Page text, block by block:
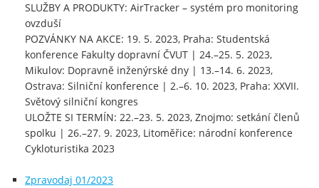
SLUŽBY A PRODUKTY: AirTracker – systém pro monitoring
ovzduší
POZVÁNKY NA AKCE: 19. 5. 2023, Praha: Studentská
konference Fakulty dopravní ČVUT | 24.–25. 5. 2023,
Mikulov: Dopravně inženýrské dny | 13.–14. 6. 2023,
Ostrava: Silniční konference | 2.–6. 10. 2023, Praha: XXVII.
Světový silniční kongres
ULOŽTE SI TERMÍN: 22.–23. 5. 2023, Znojmo: setkání členů
spolku | 26.–27. 9. 2023, Litoměřice: národní konference
Cykloturistika 2023
Zpravodaj 01/2023